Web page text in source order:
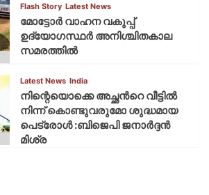
Flash Story Latest News
മോട്ടോര്‍ വാഹന വകുപ്പ്
ഉദ്യോഗസ്ഥര്‍ അനിശ്ചിതകാല
സമരത്തില്‍
Latest News India
നിന്റെയൊക്കെ അച്ഛൻറെ വീട്ടിൽ
നിന്ന് കൊണ്ടുവരുമോ ശുദ്ധമായ
പെട്രോൾ :ബിജെപി ജനാർദ്ദൻ
മിശ്ര